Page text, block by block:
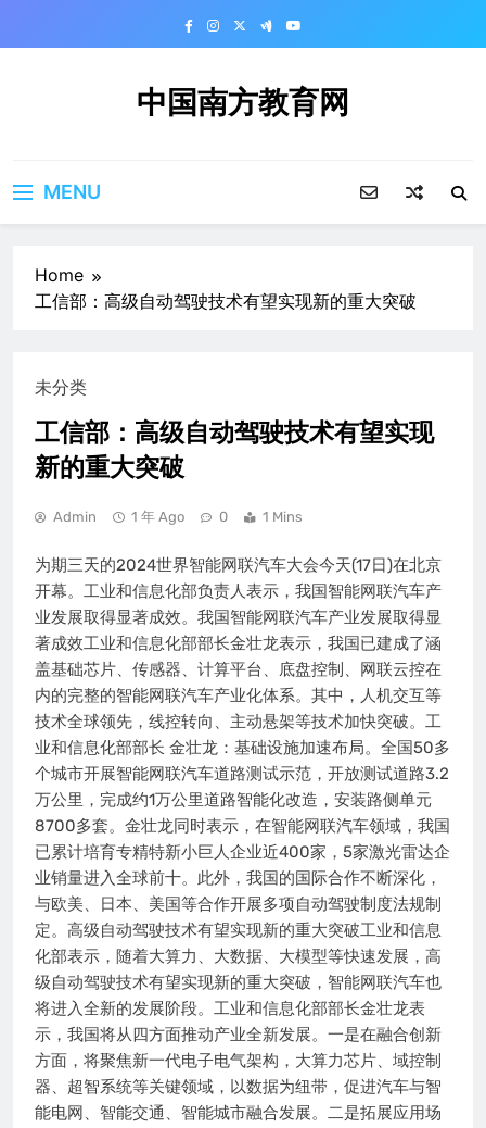
中国南方教育网
MENU
Home
工信部：高级自动驾驶技术有望实现新的重大突破
未分类
工信部：高级自动驾驶技术有望实现
新的重大突破
Admin 1 年 Ago 0 1 Mins
为期三天的2024世界智能网联汽车大会今天(17日)在北京
开幕。工业和信息化部负责人表示，我国智能网联汽车产
业发展取得显著成效。我国智能网联汽车产业发展取得显
著成效工业和信息化部部长金壮龙表示，我国已建成了涵
盖基础芯片、传感器、计算平台、底盘控制、网联云控在
内的完整的智能网联汽车产业化体系。其中，人机交互等
技术全球领先，线控转向、主动悬架等技术加快突破。工
业和信息化部部长 金壮龙：基础设施加速布局。全国50多
个城市开展智能网联汽车道路测试示范，开放测试道路3.2
万公里，完成约1万公里道路智能化改造，安装路侧单元
8700多套。金壮龙同时表示，在智能网联汽车领域，我国
已累计培育专精特新小巨人企业近400家，5家激光雷达企
业销量进入全球前十。此外，我国的国际合作不断深化，
与欧美、日本、美国等合作开展多项自动驾驶制度法规制
定。高级自动驾驶技术有望实现新的重大突破工业和信息
化部表示，随着大算力、大数据、大模型等快速发展，高
级自动驾驶技术有望实现新的重大突破，智能网联汽车也
将进入全新的发展阶段。工业和信息化部部长金壮龙表
示，我国将从四方面推动产业全新发展。一是在融合创新
方面，将聚焦新一代电子电气架构，大算力芯片、域控制
器、超智系统等关键领域，以数据为纽带，促进汽车与智
能电网、智能交通、智能城市融合发展。二是拓展应用场